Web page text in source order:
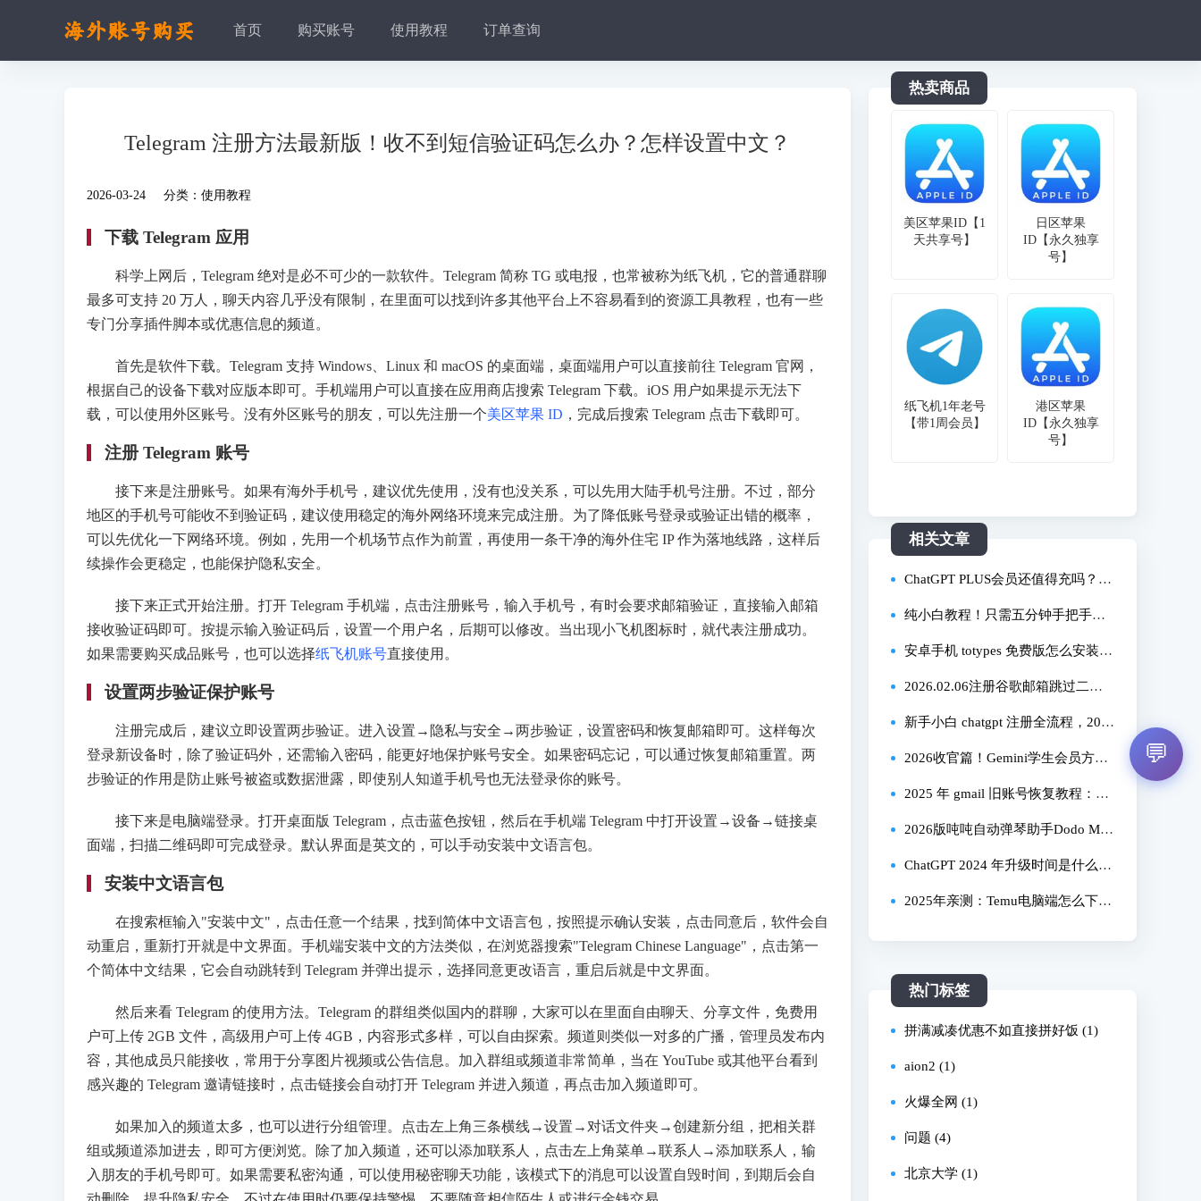
首页 购买账号 使用教程 订单查询
Telegram 注册方法最新版！收不到短信验证码怎么办？怎样设置中文？
2026-03-24 分类： 使用教程
下载 Telegram 应用
科学上网后，Telegram 绝对是必不可少的一款软件。Telegram 简称 TG 或电报，也常被称为纸飞机，它的普通群聊
最多可支持 20 万人，聊天内容几乎没有限制，在里面可以找到许多其他平台上不容易看到的资源工具教程，也有一些
专门分享插件脚本或优惠信息的频道。
首先是软件下载。Telegram 支持 Windows、Linux 和 macOS 的桌面端，桌面端用户可以直接前往 Telegram 官网，
根据自己的设备下载对应版本即可。手机端用户可以直接在应用商店搜索 Telegram 下载。iOS 用户如果提示无法下
载，可以使用外区账号。没有外区账号的朋友，可以先注册一个美区苹果 ID ，完成后搜索 Telegram 点击下载即可。
注册 Telegram 账号
接下来是注册账号。如果有海外手机号，建议优先使用，没有也没关系，可以先用大陆手机号注册。不过，部分
地区的手机号可能收不到验证码，建议使用稳定的海外网络环境来完成注册。为了降低账号登录或验证出错的概率，
可以先优化一下网络环境。例如，先用一个机场节点作为前置，再使用一条干净的海外住宅 IP 作为落地线路，这样后
续操作会更稳定，也能保护隐私安全。
接下来正式开始注册。打开 Telegram 手机端，点击注册账号，输入手机号，有时会要求邮箱验证，直接输入邮箱
接收验证码即可。按提示输入验证码后，设置一个用户名，后期可以修改。当出现小飞机图标时，就代表注册成功。
如果需要购买成品账号，也可以选择纸飞机账号直接使用。
设置两步验证保护账号
注册完成后，建议立即设置两步验证。进入设置→隐私与安全→两步验证，设置密码和恢复邮箱即可。这样每次
登录新设备时，除了验证码外，还需输入密码，能更好地保护账号安全。如果密码忘记，可以通过恢复邮箱重置。两
步验证的作用是防止账号被盗或数据泄露，即使别人知道手机号也无法登录你的账号。
接下来是电脑端登录。打开桌面版 Telegram，点击蓝色按钮，然后在手机端 Telegram 中打开设置→设备→链接桌
面端，扫描二维码即可完成登录。默认界面是英文的，可以手动安装中文语言包。
安装中文语言包
在搜索框输入"安装中文"，点击任意一个结果，找到简体中文语言包，按照提示确认安装，点击同意后，软件会自
动重启，重新打开就是中文界面。手机端安装中文的方法类似，在浏览器搜索"Telegram Chinese Language"，点击第一
个简体中文结果，它会自动跳转到 Telegram 并弹出提示，选择同意更改语言，重启后就是中文界面。
然后来看 Telegram 的使用方法。Telegram 的群组类似国内的群聊，大家可以在里面自由聊天、分享文件，免费用
户可上传 2GB 文件，高级用户可上传 4GB，内容形式多样，可以自由探索。频道则类似一对多的广播，管理员发布内
容，其他成员只能接收，常用于分享图片视频或公告信息。加入群组或频道非常简单，当在 YouTube 或其他平台看到
感兴趣的 Telegram 邀请链接时，点击链接会自动打开 Telegram 并进入频道，再点击加入频道即可。
如果加入的频道太多，也可以进行分组管理。点击左上角三条横线→设置→对话文件夹→创建新分组，把相关群
组或频道添加进去，即可方便浏览。除了加入频道，还可以添加联系人，点击左上角菜单→联系人→添加联系人，输
入朋友的手机号即可。如果需要私密沟通，可以使用秘密聊天功能，该模式下的消息可以设置自毁时间，到期后会自
热卖商品
美区苹果ID【1
天共享号】
日区苹果
ID【永久独享
号】
纸飞机1年老号
【带1周会员】
港区苹果
ID【永久独享
号】
相关文章
ChatGPT PLUS会员还值得充吗？简
便省钱安全的充值方式解析
纯小白教程！只需五分钟手把手教
你注册美区 Apple ID！无需信用卡
安卓手机 totypes 免费版怎么安装？
2025 亲测有效详细教程！
2026.02.06注册谷歌邮箱跳过二维
码与短信验证最新教程 亲测成功！
注册谷歌邮箱遇二维码难题？解决
方案在此！
新手小白 chatgpt 注册全流程，202
5 年亲测有效！
2026收官篇！Gemini学生会员方法
合集 | 注册到订阅全流程演示与总
结 | 解决资格账号、学生认证、绑
卡、养号等核心问题
2025 年 gmail 旧账号恢复教程：亲
测有效，小白也能照着做！
2026版吨吨自动弹琴助手Dodo Mus
ic安卓端自动播放音乐使用指南v3
ChatGPT 2024 年升级时间是什么时
候？普通用户如何第一时间知晓升
2025年亲测：Temu电脑端怎么下
物更爽！
热门标签
拼满减凑优惠不如直接拼好饭 (1)
aion2 (1)
火爆全网 (1)
问题 (4)
北京大学 (1)
💬